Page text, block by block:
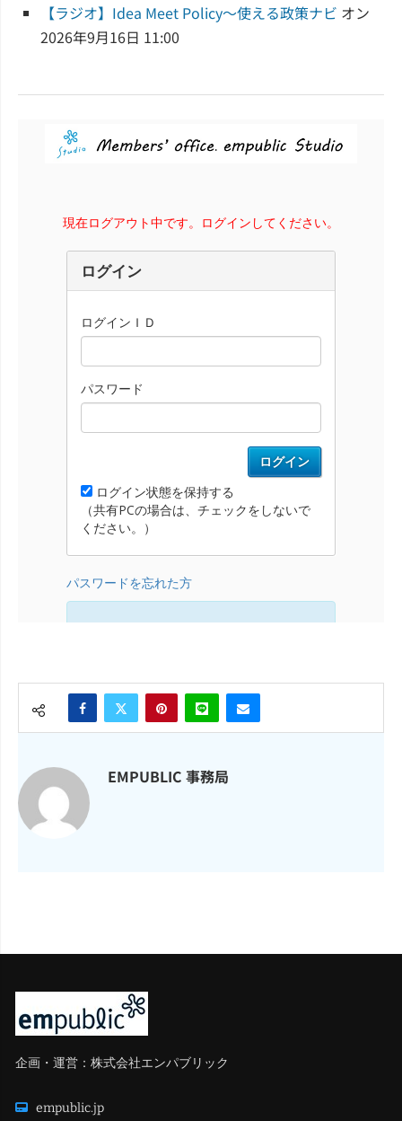
【ラジオ】Idea Meet Policy～使える政策ナビ オン
2026年9月16日 11:00
EMPUBLIC 事務局
企画・運営：株式会社エンパブリック
empublic.jp